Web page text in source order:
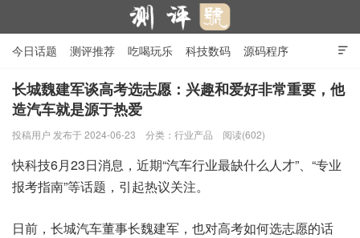
测评号

今日话题 测评推荐 吃喝玩乐 科技数码 源码程序
行业产品 在线投稿 隐私政策
长城魏建军谈高考选志愿：兴趣和爱好非常重要，他
造汽车就是源于热爱
投稿用户 发布于 2024-06-23 分类： 行业产品 阅读(602)
快科技6月23日消息，近期“汽车行业最缺什么人才”、“专业
报考指南”等话题，引起热议关注。
日前，长城汽车董事长魏建军，也对高考如何选志愿的话